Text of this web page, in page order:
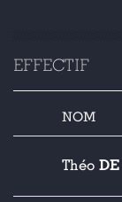
EFFECTIF
NOM
Théo